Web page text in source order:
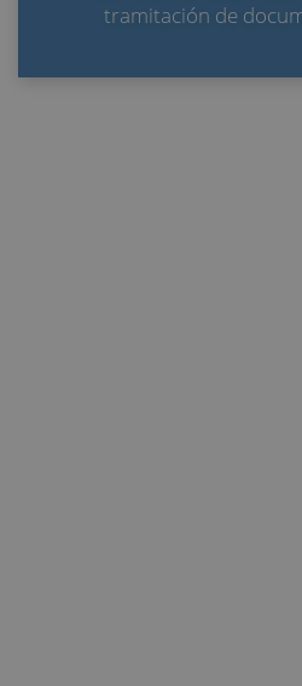
tramitación de